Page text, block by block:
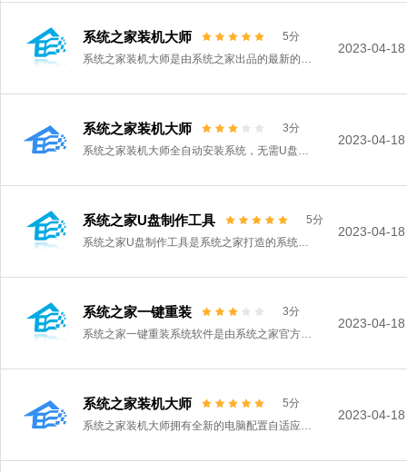
系统之家装机大师
5分
系统之家装机大师是由系统之家出品的最新的系统重装工具，这款工具具有智能化一键检测机制，提供多种系统下载，用户在这可以一键快速找到你需要的系统，操作简单，目前这是测试版本，有需要的快来下载吧！
2023-04-18
系统之家装机大师
3分
系统之家装机大师全自动安装系统，无需U盘，更不需光盘，系统镜像采用云高速同步下载，即使无任何电脑基础也能快速重装系统，是一款简单实用的电脑系统重装软件。系统之家装机大师集成国内最全驱动库，
2023-04-18
系统之家U盘制作工具
5分
系统之家U盘制作工具是系统之家打造的系统重装工具，可以在线检测当前系统环境，检测当前电脑的硬件信息，并为用户推荐当前电脑最适合安装的操作系统，实现一键全自动安装升级操作系统。
2023-04-18
系统之家一键重装
3分
系统之家一键重装系统软件是由系统之家官方打造的系统装机工具，玩系统更专业，装机过程更简单，傻瓜式操作，就算是小白用户也是轻松上手。这款装机软件可以智能检测当前电脑配置信息，自动分析适合电脑配置的最佳重装系统。
2023-04-18
系统之家装机大师
5分
系统之家装机大师拥有全新的电脑配置自适应选择系统的智能设置，省去用户选择操作系统的时间，轻松完成电脑重装，是重新打造设计的一键重装系统工具。系统之家装机大师多种重装方式，不管有没有电脑基础，都能解决系统安装问题，同时还可以当做应急工具
2023-04-18